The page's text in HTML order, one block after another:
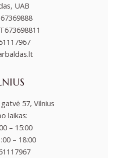
UAB
57, Vilnius
laikas:
– 15:00
– 18:00